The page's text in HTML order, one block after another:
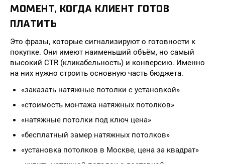
МОМЕНТ, КОГДА КЛИЕНТ ГОТОВ
ПЛАТИТЬ
Это фразы, которые сигнализируют о готовности к
покупке. Они имеют наименьший объём, но самый
высокий CTR (кликабельность) и конверсию. Именно
на них нужно строить основную часть бюджета.
«заказать натяжные потолки с установкой»
«стоимость монтажа натяжных потолков»
«натяжные потолки под ключ цена»
«бесплатный замер натяжных потолков»
«установка потолков в Москве, цена за квадрат»